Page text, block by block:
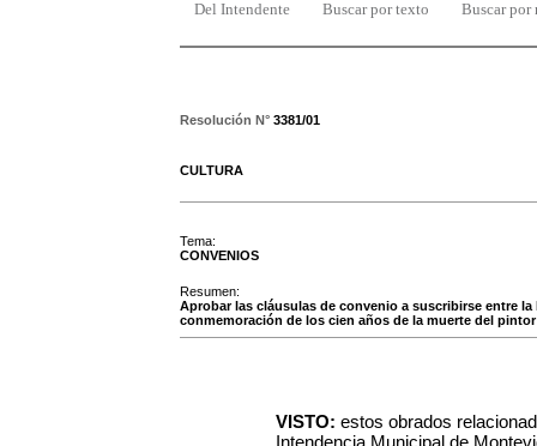
Del Intendente Buscar por texto Buscar por
Resolución N° 3381/01
CULTURA
Tema:
CONVENIOS
Resumen:
Aprobar las cláusulas de convenio a suscribirse entre
conmemoración de los cien años de la muerte del
VISTO: estos obrados
Intendencia Municipal de